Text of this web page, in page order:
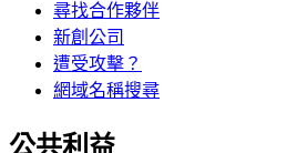
尋找合作夥伴
新創公司
遭受攻擊？
網域名稱搜尋
公共利益